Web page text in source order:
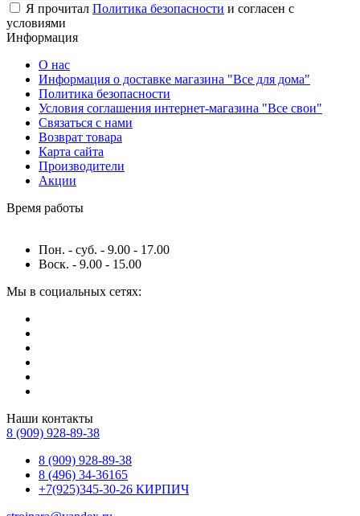
Я прочитал Политика безопасности и согласен с
условиями
Информация
О нас
Информация о доставке магазина "Все для дома"
Политика безопасности
Условия соглашения интернет-магазина "Все свои"
Связаться с нами
Возврат товара
Карта сайта
Производители
Акции
Время работы
Пон. - суб. - 9.00 - 17.00
Воск. - 9.00 - 15.00
Мы в социальных сетях:
Наши контакты
8 (909) 928-89-38
8 (909) 928-89-38
8 (496) 34-36165
+7(925)345-30-26 КИРПИЧ